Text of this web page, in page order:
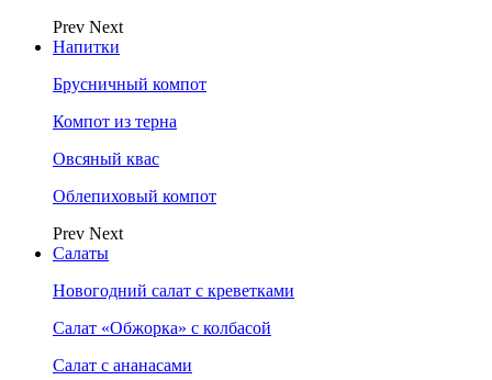
Prev Next
Напитки
Брусничный компот
Компот из терна
Овсяный квас
Облепиховый компот
Prev Next
Салаты
Новогодний салат с креветками
Салат «Обжорка» с колбасой
Салат с ананасами